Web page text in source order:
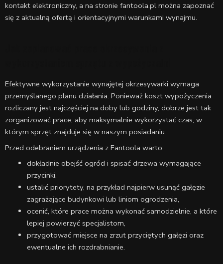
kontakt elektroniczny, a na stronie fantoola.pl można zapoznać
się z aktualną ofertą i orientacyjnymi warunkami wynajmu.
Efektywne wykorzystanie wynajętej okrzesywarki wymaga
przemyślanego planu działania. Ponieważ koszt wypożyczenia
rozliczany jest najczęściej na doby lub godziny, dobrze jest tak
zorganizować prace, aby maksymalnie wykorzystać czas, w
którym sprzęt znajduje się w naszym posiadaniu.
Przed odebraniem urządzenia z Fantoola warto:
dokładnie obejść ogród i spisać drzewa wymagające
przycinki,
ustalić priorytety, na przykład najpierw usunąć gałęzie
zagrażające budynkowi lub liniom ogrodzenia,
ocenić, które prace można wykonać samodzielnie, a które
lepiej powierzyć specjalistom,
przygotować miejsce na zrzut przyciętych gałęzi oraz
ewentualne ich rozdrabnianie.